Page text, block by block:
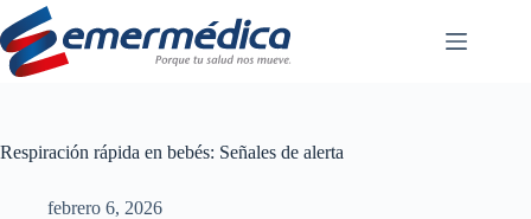
Saltar
al
contenido
Respiración rápida en bebés: Señales de alerta
febrero 6, 2026